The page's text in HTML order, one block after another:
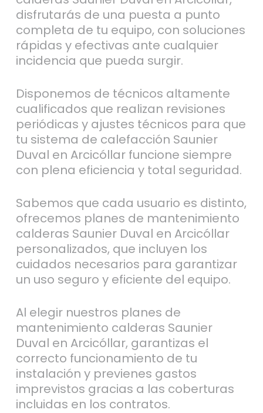
disfrutarás de una puesta a punto
completa de tu equipo, con soluciones
rápidas y efectivas ante cualquier
incidencia que pueda surgir.
Disponemos de técnicos altamente
cualificados que realizan revisiones
periódicas y ajustes técnicos para que
tu sistema de calefacción Saunier
Duval en Arcicóllar funcione siempre
con plena eficiencia y total seguridad.
Sabemos que cada usuario es distinto,
ofrecemos planes de mantenimiento
calderas Saunier Duval en Arcicóllar
personalizados, que incluyen los
cuidados necesarios para garantizar
un uso seguro y eficiente del equipo.
Al elegir nuestros planes de
mantenimiento calderas Saunier
Duval en Arcicóllar, garantizas el
correcto funcionamiento de tu
instalación y previenes gastos
imprevistos gracias a las coberturas
incluidas en los contratos.